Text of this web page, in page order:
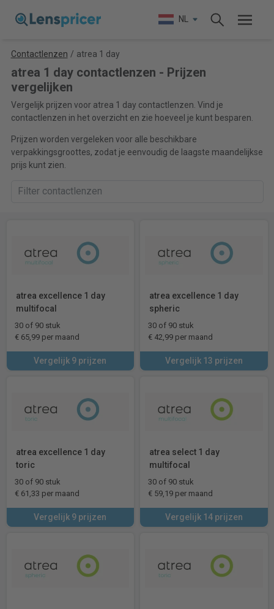
NL
Contactlenzen / atrea 1 day
atrea 1 day contactlenzen - Prijzen
vergelijken
Vergelijk prijzen voor atrea 1 day contactlenzen. Vind je
contactlenzen in het overzicht en zie hoeveel je kunt besparen.
Prijzen worden vergeleken voor alle beschikbare
verpakkingsgroottes, zodat je eenvoudig de laagste maandelijkse
prijs kunt zien.
atrea excellence 1 day
multifocal
30 of 90 stuk
€ 65,99 per maand
Vergelijk 9 prijzen
atrea excellence 1 day
spheric
30 of 90 stuk
€ 42,99 per maand
Vergelijk 13 prijzen
atrea excellence 1 day
toric
30 of 90 stuk
€ 61,33 per maand
Vergelijk 9 prijzen
atrea select 1 day
multifocal
30 of 90 stuk
€ 59,19 per maand
Vergelijk 14 prijzen